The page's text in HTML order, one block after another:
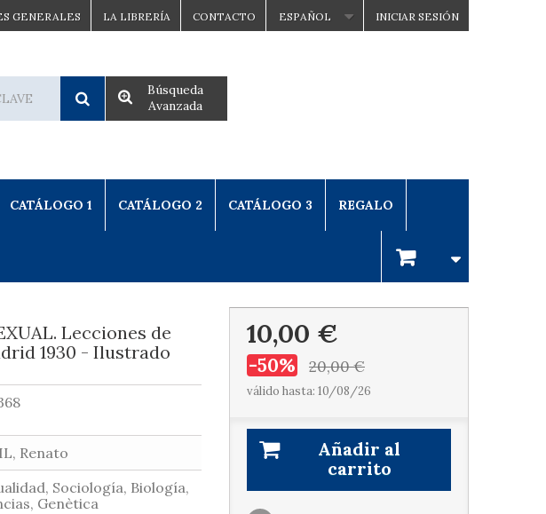
INICIAR SESIÓN
ESPAÑOL
CONTACTO
LA LIBRERÍA
GENERALES
Búsqueda
Avanzada
CATÁLOGO 1 CATÁLOGO 2 CATÁLOGO 3 REGALO
Lecciones de
1930 - Ilustrado
Renato
Sociología, Biología,
Genètica
10,00 €
-50% 20,00 €
válido hasta: 10/08/26
Añadir al
carrito